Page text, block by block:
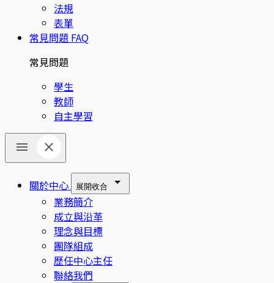
法規
表單
常見問題 FAQ
常見問題
學生
教師
自主學習
關於中心 展開收合
業務簡介
成立與沿革
理念與目標
團隊組成
歷任中心主任
聯絡我們